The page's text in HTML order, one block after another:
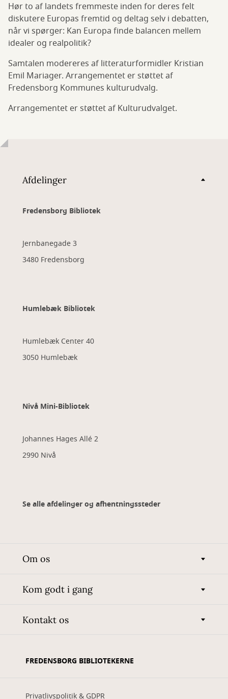
Hør to af landets fremmeste inden for deres felt
diskutere Europas fremtid og deltag selv i debatten,
når vi spørger: Kan Europa finde balancen mellem
idealer og realpolitik?
Samtalen modereres af litteraturformidler Kristian
Emil Mariager. Arrangementet er støttet af
Fredensborg Kommunes kulturudvalg.
Arrangementet er støttet af Kulturudvalget.
Afdelinger
Fredensborg Bibliotek
Jernbanegade 3
3480 Fredensborg
Humlebæk Bibliotek
Humlebæk Center 40
3050 Humlebæk
Nivå Mini-Bibliotek
Johannes Hages Allé 2
2990 Nivå
Se alle afdelinger og afhentningssteder
Om os
Kom godt i gang
Kontakt os
FREDENSBORG BIBLIOTEKERNE
Privatlivspolitik & GDPR